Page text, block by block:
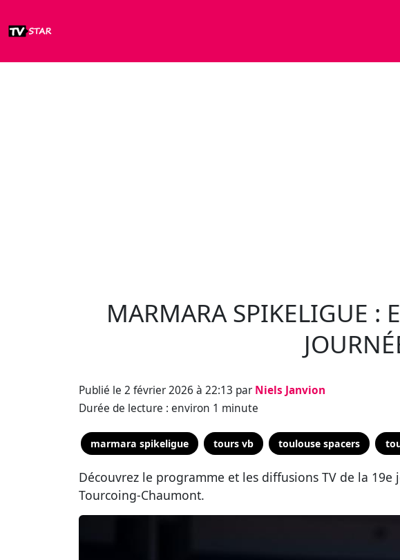
MARMARA SPIKELIGUE :
Publié le 2 février 2026 à 22:13 par Niels Janvion
Durée de lecture : environ 1 minute
marmara spikeligue tours vb toulouse spacers
Découvrez le programme et les diffusions TV de la
Tourcoing-Chaumont.